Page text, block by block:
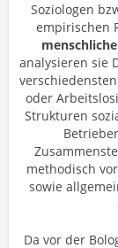
Soziologen
empirischen
analysieren sie
oder
Strukturen
methodisch
sowie
Da vor der